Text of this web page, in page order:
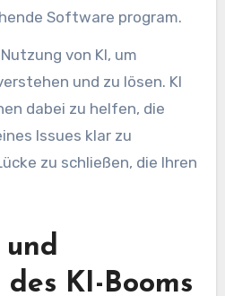
Software program.
von KI, um
und zu lösen. KI
dabei zu helfen, die
Issues klar zu
zu schließen, die Ihren
und
KI-Booms